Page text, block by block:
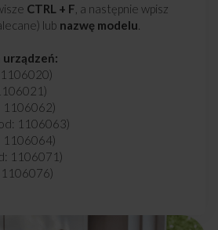
CTRL + F , a następnie wpisz
lub nazwę modelu
urządzeń:
1106062)
1106063)
1106064)
1106071)